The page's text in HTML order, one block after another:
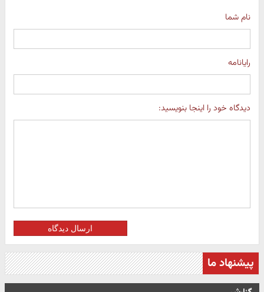
نام شما
رایانامه
دیدگاه خود را اینجا بنویسید:
ارسال دیدگاه
پیشنهاد ما